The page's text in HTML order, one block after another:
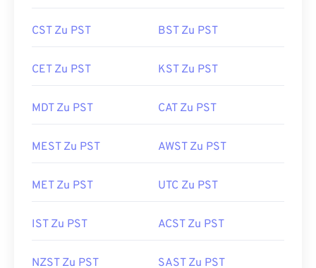
CST Zu PST BST Zu PST
CET Zu PST KST Zu PST
MDT Zu PST CAT Zu PST
MEST Zu PST AWST Zu PST
MET Zu PST UTC Zu PST
IST Zu PST ACST Zu PST
NZST Zu PST SAST Zu PST